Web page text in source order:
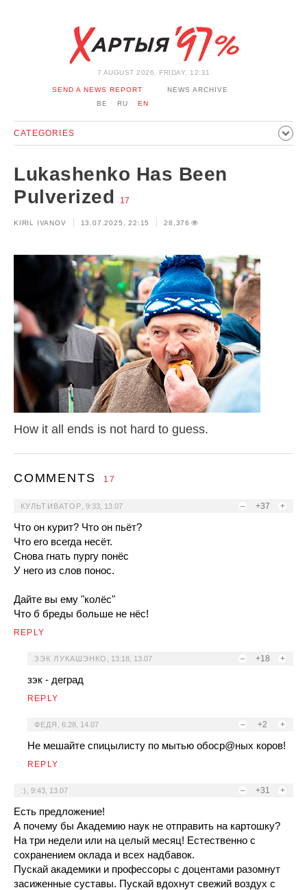
7 AUGUST 2026, FRIDAY, 12:31
SEND A NEWS REPORT
NEWS ARCHIVE
BE
RU EN
CATEGORIES
CULTURE HISTORY OPINION INTERVIEW
TECHNOLOGY HEALTH
BLOCKAGE BYPASS AND SOLIDARITY CORONAVIRUS
Lukashenko Has Been
Pulverized
17
KIRIL IVANOV 13.07.2025, 22:15 28,376
How it all ends is not hard to guess.
COMMENTS 17
– +37 +
КУЛЬТИВАТОР ,9:33, 13.07
Что он курит? Что он пьёт?
Что его всегда несёт.
Снова гнать пургу понёс
У него из слов понос.
Дайте вы ему "колёс"
Что б бреды больше не нёс!
REPLY
– +18 +
ЗЭК ЛУКАШЭНКО 13:18, 13.07
зэк - деград
REPLY
– +2 +
ФЕДЯ ,6:28, 14.07
Не мешайте спицылисту по мытью обоср@ных коров!
REPLY
– +31 +
:) ,9:43, 13.07
Есть предложение!
А почему бы Академию наук не отправить на картошку?
На три недели или на целый месяц! Естественно с
сохранением оклада и всех надбавок.
Пускай академики и профессоры с доцентами разомнут
засиженные суставы. Пускай вдохнут свежий воздух с